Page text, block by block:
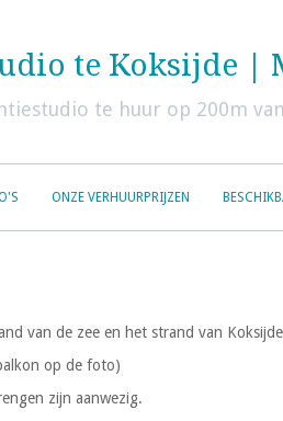
te Koksijde |
te huur op 200m
ONZE VERHUURPRIJZEN
van de zee en het strand van
op de foto)
zijn aanwezig.